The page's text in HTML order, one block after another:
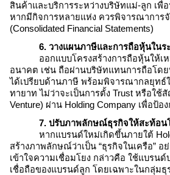
สินค้าและบริการระหว่างบริษัทแม่-ลูก เ
หากมีกิจการหลายแห่ง ควรพิจารณาการจั
(Consolidated Financial Statements)
6. วางแผนภาษีและการถือหุ้นในร
ออกแบบโครงสร้างการถือหุ้นให้เ
อนาคต เช่น ถือผ่านบริษัทแทนการถือโด
ได้เปรียบด้านภาษี พร้อมพิจารณากลยุทธ์
ทายาท ไม่ว่าจะเป็นการตั้ง Trust หรือใช้
Venture) ผ่าน Holding Company เพื่อป้
7. ปรับภาพลักษณ์ธุรกิจให้สะท้อน
หากแบรนด์ใหม่เกิดขึ้นภายใต้
สร้างภาพลักษณ์ว่าเป็น “ธุรกิจในเครือ” อ
เข้าใจความเชื่อมโยง กล่าวคือ ใช้แบรน
เชื่อถือของแบรนด์ลูก โดยเฉพาะในกลุ่ม